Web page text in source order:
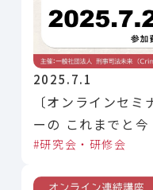
2025.7.1
〔オンラインセ
ーの これまでと今
研究会・研修会